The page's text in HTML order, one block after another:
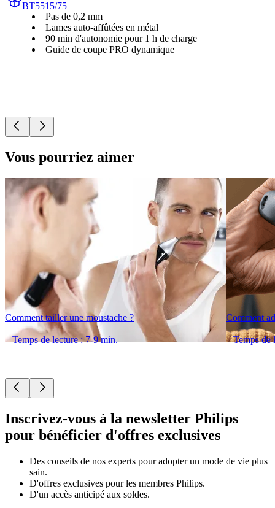
BT5515/75
Pas de 0,2 mm
Lames auto-affûtées en métal
90 min d'autonomie pour 1 h de charge
Guide de coupe PRO dynamique
Vous pourriez aimer
Comment tailler une moustache ?
Temps de lecture : 7-9 min.
Comment
Temps de
Inscrivez-vous à la newsletter Philips
pour bénéficier d'offres exclusives
Des conseils de nos experts pour adopter un mode de vie plus
sain.
D'offres exclusives pour les membres Philips.
D'un accès anticipé aux soldes.